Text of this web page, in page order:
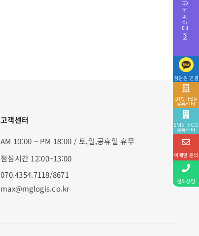
고객센터
AM 10:00 ~ PM 18:00 / 토,일,공휴일 휴무
점심시간 12:00~13:00
070.4354.7118/8671
max@mglogis.co.kr
문의서 작성
상담원 연결
UPS, FBA
물류센터
EMS, ECO
물류센터
이메일 문의
전화상담